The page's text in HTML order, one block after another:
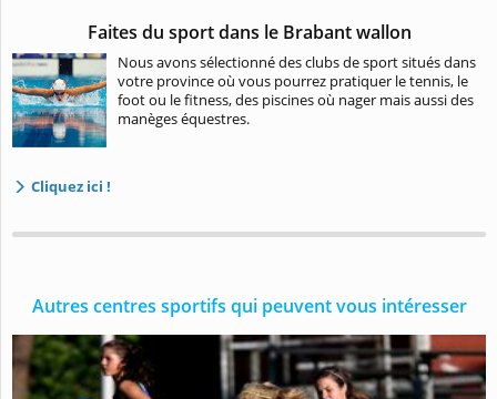
Faites du sport dans le Brabant wallon
Nous avons sélectionné des clubs de sport situés dans
votre province où vous pourrez pratiquer le tennis, le
foot ou le fitness, des piscines où nager mais aussi des
manèges équestres.
Cliquez ici !
Autres centres sportifs qui peuvent vous intéresser